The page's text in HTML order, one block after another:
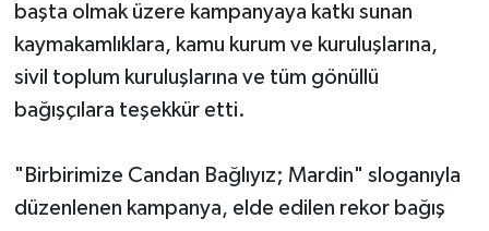
başta olmak üzere kampanyaya katkı sunan
kaymakamlıklara, kamu kurum ve kuruluşlarına,
sivil toplum kuruluşlarına ve tüm gönüllü
bağışçılara teşekkür etti.
"Birbirimize Candan Bağlıyız; Mardin" sloganıyla
düzenlenen kampanya, elde edilen rekor bağış